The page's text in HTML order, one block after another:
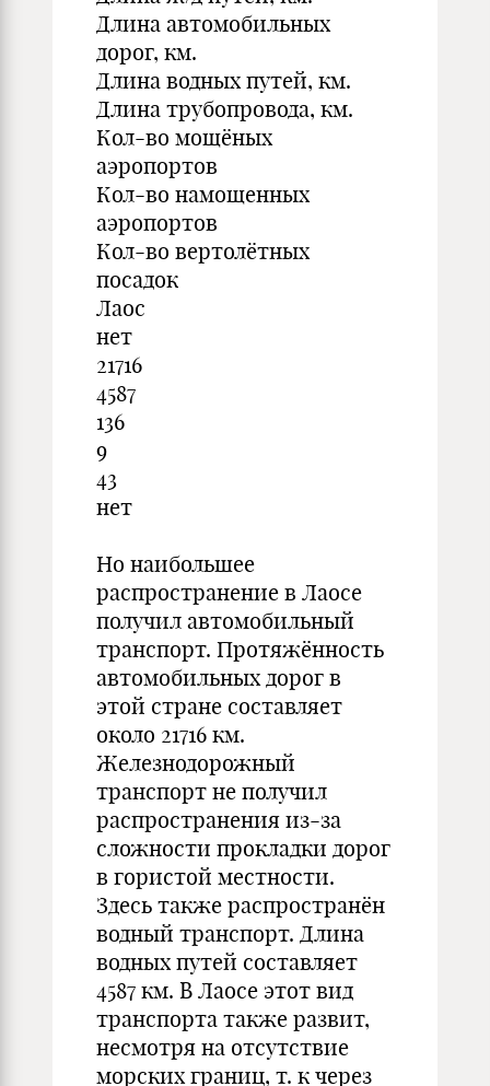
Длина автомобильных
дорог, км.
Длина водных путей, км.
Длина трубопровода, км.
Кол-во мощёных
аэропортов
Кол-во намощенных
аэропортов
Кол-во вертолётных
посадок
Лаос
нет
21716
4587
136
9
43
нет
Но наибольшее
распространение в Лаосе
получил автомобильный
транспорт. Протяжённость
автомобильных дорог в
этой стране составляет
около 21716 км.
Железнодорожный
транспорт не получил
распространения из-за
сложности прокладки дорог
в гористой местности.
Здесь также распространён
водный транспорт. Длина
водных путей составляет
4587 км. В Лаосе этот вид
транспорта также развит,
несмотря на отсутствие
морских границ, т. к через